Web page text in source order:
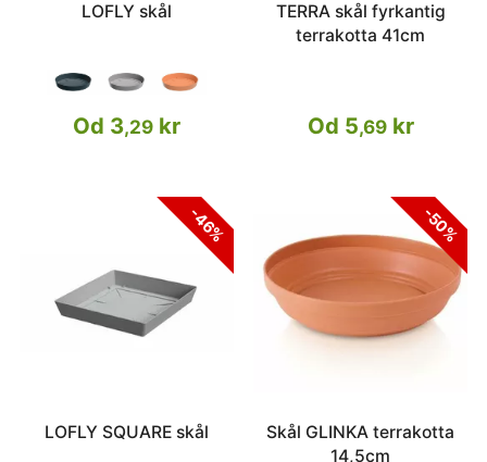
LOFLY skål
Od 3,29kr
TERRA skål fyrkantig
terrakotta 41cm
Od 5,69kr
-46%
LOFLY SQUARE skål
-50%
Skål GLINKA terrakotta
14,5cm